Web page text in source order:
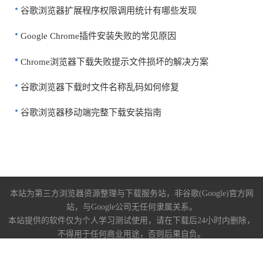
谷歌浏览器扩展程序权限调用统计有哪些发现
Google Chrome插件安装失败的常见原因
Chrome浏览器下载失败提示文件损坏的解决方案
谷歌浏览器下载时文件名称乱码如何修复
谷歌浏览器移动端完整下载安装指南
本站为第三方浏览器资源整理与下载服务站，非谷歌(Google)官方网
站，与Google公司无任何隶属关系。
本站提供的软件仅为个人学习测试使用，请在下载后24小时内删除，
不得用于任何商业用途，否则后果自负。